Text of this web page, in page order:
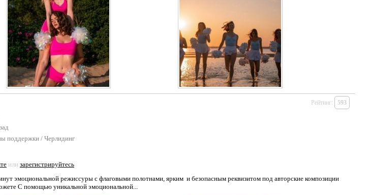
поддержки / Черлидинг
или зарегистрируйтесь
эмоциональной режиссуры c флаговыми полотнами, ярким и безопасным реквизитом под авторские композиции
С помощью уникальной эмоциональной...
Рейтинг: 593